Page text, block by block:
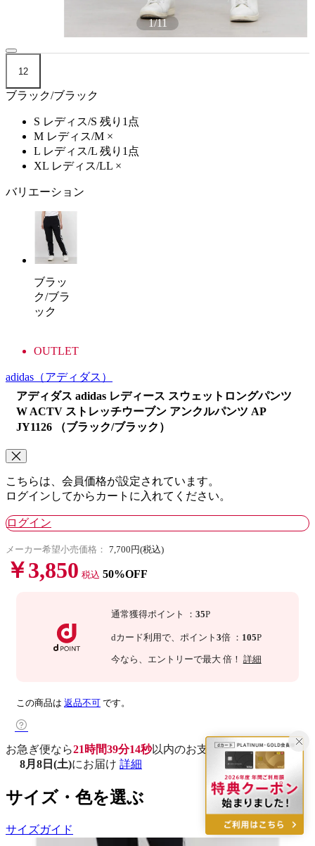
1/11
12
ブラック/ブラック
S レディス/S 残り1点
M レディス/M ×
L レディス/L 残り1点
XL レディス/LL ×
バリエーション
ブラッ
ク/ブラ
ック
OUTLET
adidas （アディダス）
アディダス adidas レディース スウェットロングパンツ
W ACTV ストレッチウーブン アンクルパンツ AP
JY1126 （ブラック/ブラック）
こちらは、会員価格が設定されています。
ログインしてからカートに入れてください。
ログイン
メーカー希望小売価格： 7,700円(税込)
￥3,850 税込 50%OFF
通常獲得ポイント ： 35P
dカード利用で、 ポイント 3倍 ： 105P
今なら 、エントリーで最大 倍！ 詳細
この商品は 返品不可 です。
お急ぎ便なら21時間39分13秒以内のお支払いで
8月8日(土)にお届け 詳細
サイズ・色を選ぶ
サイズガイド